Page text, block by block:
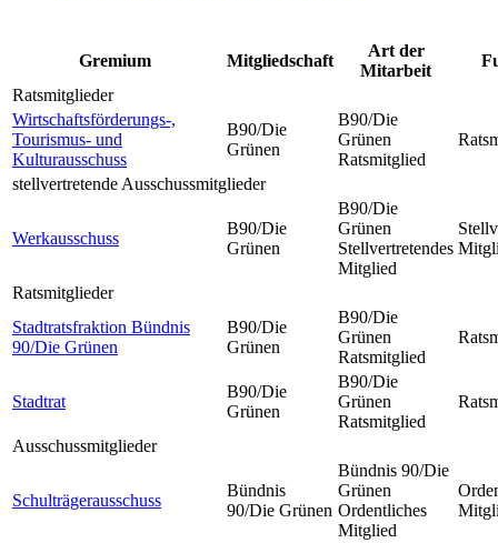
Gremium Mitgliedschaft
Art der
Mitarbeit
Ratsmitglieder
Wirtschaftsförderungs-,
Tourismus- und
Kulturausschuss
B90/Die
Grünen
B90/Die
Grünen
Ratsmitglied
stellvertretende Ausschussmitglieder
Werkausschuss
B90/Die
Grünen
B90/Die
Grünen
Stellvertretendes
Mitglied
Ratsmitglieder
Stadtratsfraktion Bündnis
90/Die Grünen
B90/Die
Grünen
B90/Die
Grünen
Ratsmitglied
Stadtrat
B90/Die
Grünen
B90/Die
Grünen
Ratsmitglied
Ausschussmitglieder
Schulträgerausschuss
Bündnis
90/Die Grünen
Bündnis 90/Die
Grünen
Ordentliches
Mitglied